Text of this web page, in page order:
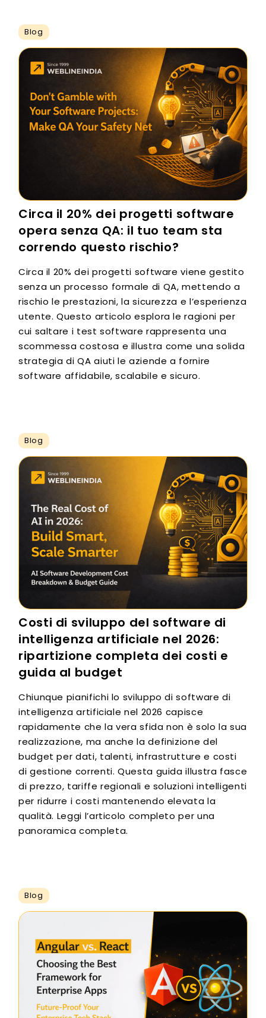
Blog
Circa il 20% dei progetti software
opera senza QA: il tuo team sta
correndo questo rischio?
Circa il 20% dei progetti software viene gestito
senza un processo formale di QA, mettendo a
rischio le prestazioni, la sicurezza e l’esperienza
utente. Questo articolo esplora le ragioni per
cui saltare i test software rappresenta una
scommessa costosa e illustra come una solida
strategia di QA aiuti le aziende a fornire
software affidabile, scalabile e sicuro.
Blog
Costi di sviluppo del software di
intelligenza artificiale nel 2026:
ripartizione completa dei costi e
guida al budget
Chiunque pianifichi lo sviluppo di software di
intelligenza artificiale nel 2026 capisce
rapidamente che la vera sfida non è solo la sua
realizzazione, ma anche la definizione del
budget per dati, talenti, infrastrutture e costi
di gestione correnti. Questa guida illustra fasce
di prezzo, tariffe regionali e soluzioni intelligenti
per ridurre i costi mantenendo elevata la
qualità. Leggi l’articolo completo per una
panoramica completa.
Blog